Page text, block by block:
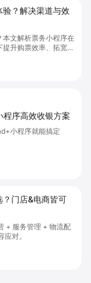
？解决渠道与效
本文解析票务小程序在
升购票效率、拓宽销
方式。关键词包括
效率”。
序高效收银方案
小程序就能搞定
门店&电商皆可
+ 服务管理 + 物流配
对。